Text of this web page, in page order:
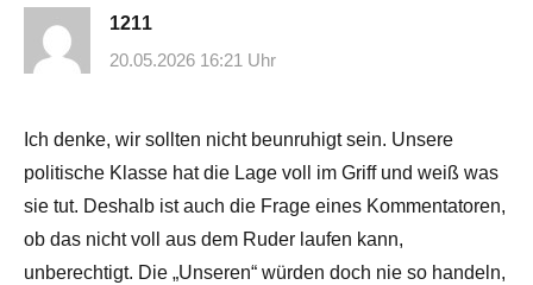
1211
20.05.2026 16:21 Uhr
Ich denke, wir sollten nicht beunruhigt sein. Unsere
politische Klasse hat die Lage voll im Griff und weiß was
sie tut. Deshalb ist auch die Frage eines Kommentatoren,
ob das nicht voll aus dem Ruder laufen kann,
unberechtigt. Die „Unseren“ würden doch nie so handeln,